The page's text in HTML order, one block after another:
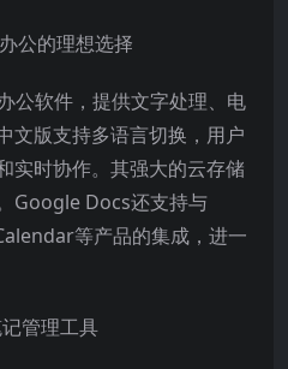
公的理想选择
公软件，提供文字处理、电
文版支持多语言切换，用户
实时协作。其强大的云存储
Google Docs还支持与
等产品的集成，进一
管理工具